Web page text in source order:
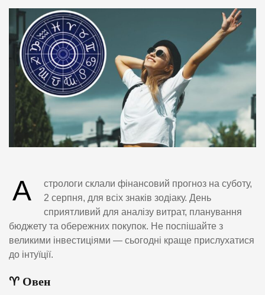
А
стрологи склали фінансовий прогноз на суботу,
2 серпня, для всіх знаків зодіаку. День
сприятливий для аналізу витрат, планування
бюджету та обережних покупок. Не поспішайте з
великими інвестиціями — сьогодні краще прислухатися
до інтуїції.
♈ Овен